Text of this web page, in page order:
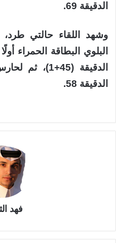
الدقيقة 69.
وشهد اللقاء حالتي
البلوي البطاقة الحمراء
الدقيقة
الدقيقة 58.
فهد